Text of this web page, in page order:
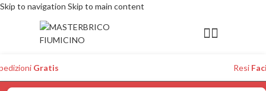
Skip to navigation Skip to main content
Gratis Resi